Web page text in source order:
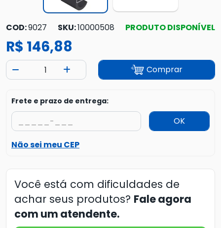
COD:9027 SKU:10000508 PRODUTO DISPONÍVEL
R$ 146,88
Comprar
Frete e prazo de entrega:
OK
Não sei meu CEP
Você está com dificuldades de
achar seus produtos? Fale agora
com um atendente.